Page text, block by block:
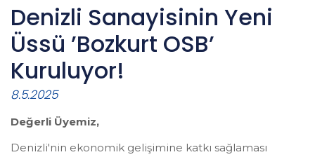
Denizli Sanayisinin Yeni
Üssü ’Bozkurt OSB’
Kuruluyor!
8.5.2025
Değerli Üyemiz,
Denizli'nin ekonomik gelişimine katkı sağlaması